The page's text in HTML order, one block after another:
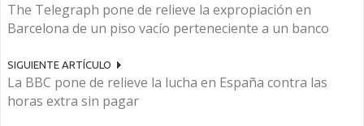
The Telegraph pone de relieve la expropiación en
Barcelona de un piso vacío perteneciente a un banco
SIGUIENTE ARTÍCULO
La BBC pone de relieve la lucha en España contra las
horas extra sin pagar